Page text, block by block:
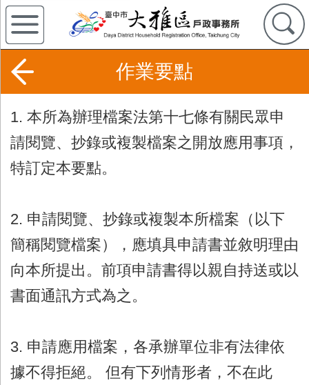
作業要點
1. 本所為辦理檔案法第十七條有關民眾申
請閱覽、抄錄或複製檔案之開放應用事項，
特訂定本要點。
2. 申請閱覽、抄錄或複製本所檔案（以下
簡稱閱覽檔案），應填具申請書並敘明理由
向本所提出。前項申請書得以親自持送或以
書面通訊方式為之。
3. 申請應用檔案，各承辦單位非有法律依
據不得拒絕。 但有下列情形者，不在此